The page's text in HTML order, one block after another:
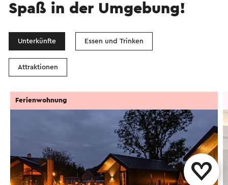
Spaß in der Umgebung!
Unterkünfte Essen und Trinken
Attraktionen
Ferienwohnung